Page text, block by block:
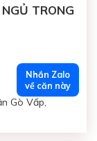
TRONG
Nhắn Zalo
về căn này
Gò Vấp,